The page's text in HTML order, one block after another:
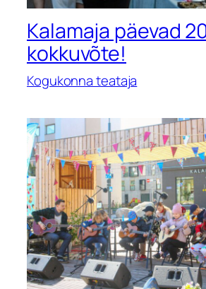
Kalamaja päevad
kokkuvõte!
Kogukonna teataja